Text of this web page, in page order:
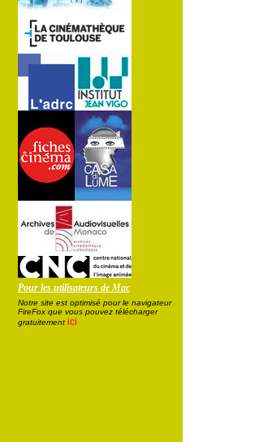
Pour les utilisateurs de Mac
Notre site est optimisé pour le navigateur
FireFox que vous pouvez télécharger
gratuitement ici